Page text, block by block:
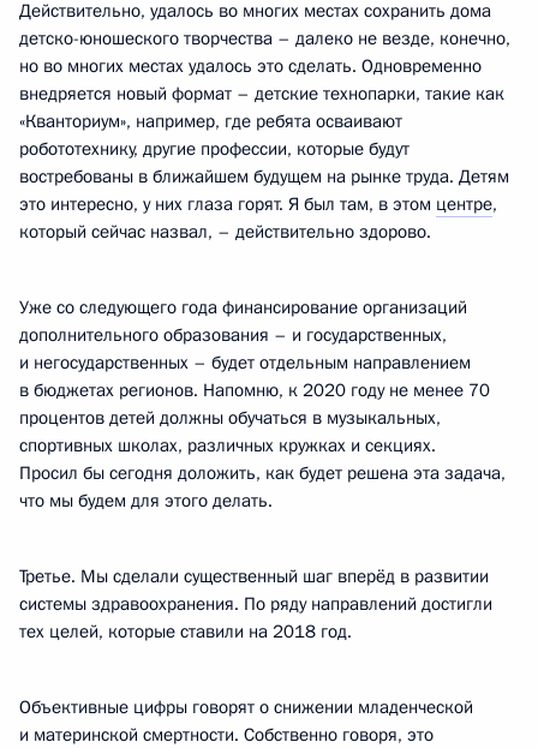
Действительно, удалось во многих местах сохранить дома
детско-юношеского творчества – далеко не везде, конечно,
но во многих местах удалось это сделать. Одновременно
внедряется новый формат – детские технопарки, такие как
«Кванториум», например, где ребята осваивают
робототехнику, другие профессии, которые будут
востребованы в ближайшем будущем на рынке труда. Детям
это интересно, у них глаза горят. Я был там, в этом центре,
который сейчас назвал, – действительно здорово.
Уже со следующего года финансирование организаций
дополнительного образования – и государственных,
и негосударственных – будет отдельным направлением
в бюджетах регионов. Напомню, к 2020 году не менее 70
процентов детей должны обучаться в музыкальных,
спортивных школах, различных кружках и секциях.
Просил бы сегодня доложить, как будет решена эта задача,
что мы будем для этого делать.
Третье. Мы сделали существенный шаг вперёд в развитии
системы здравоохранения. По ряду направлений достигли
тех целей, которые ставили на 2018 год.
Объективные цифры говорят о снижении младенческой
и материнской смертности. Собственно говоря, это